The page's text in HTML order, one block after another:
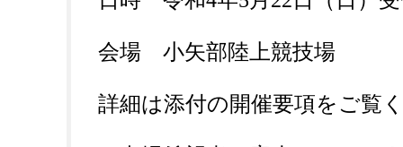
会場 小矢部陸上競技場
詳細は添付の開催要項をご覧